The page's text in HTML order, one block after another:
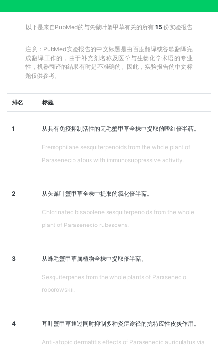
以下是来自PubMed的与矢镞叶蟹甲草有关的所有 15 份实验报告
注意：PubMed实验报告的中文标题是由百度翻译或谷歌翻译完
成翻译工作的，由于补充剂名称及医学与生物化学术语的专业
性，机器翻译的结果有时是不准确的。因此，实验报告的中文标
题仅供参考。
排名 标题
1 从具有免疫抑制活性的无毛蟹甲草全株中提取的嗜红倍半萜。
Eremophilane sesquiterpenoids from the whole plant of
Parasenecio albus with immunosuppressive activity.
2 从矢镞叶蟹甲草全株中提取的氯化倍半萜。
Chlorinated bisabolene sesquiterpenoids from the whole
plant of Parasenecio rubescens.
3 从蛛毛蟹甲草属植物全株中提取倍半萜。
Sesquiterpenes from the whole plants of Parasenecio
roborowskii.
4 耳叶蟹甲草通过同时抑制多种炎症途径的抗特应性皮炎作用。
Anti-atopic dermatitis effects of Parasenecio auriculatus via